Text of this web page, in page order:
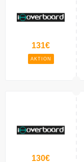
131€
AKTION
130€